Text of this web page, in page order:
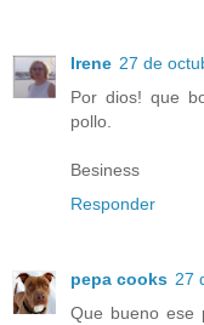
Irene 27 de
Por dios! que
pollo.
Besiness
Responder
pepa cooks 27
Que bueno ese